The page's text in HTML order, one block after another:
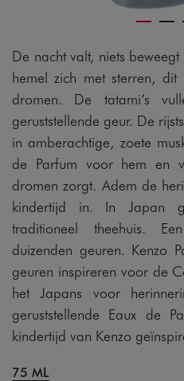
De nacht valt, niets
hemel zich met sterren,
dromen. De tatami’s
geruststellende geur. De
in amberachtige, zoete
de Parfum voor hem en
dromen zorgt. Adem de
kindertijd in. In Japan
traditioneel theehuis.
duizenden geuren. Kenzo
geuren inspireren voor de
het Japans voor
geruststellende Eaux de
kindertijd van Kenzo
75 ML